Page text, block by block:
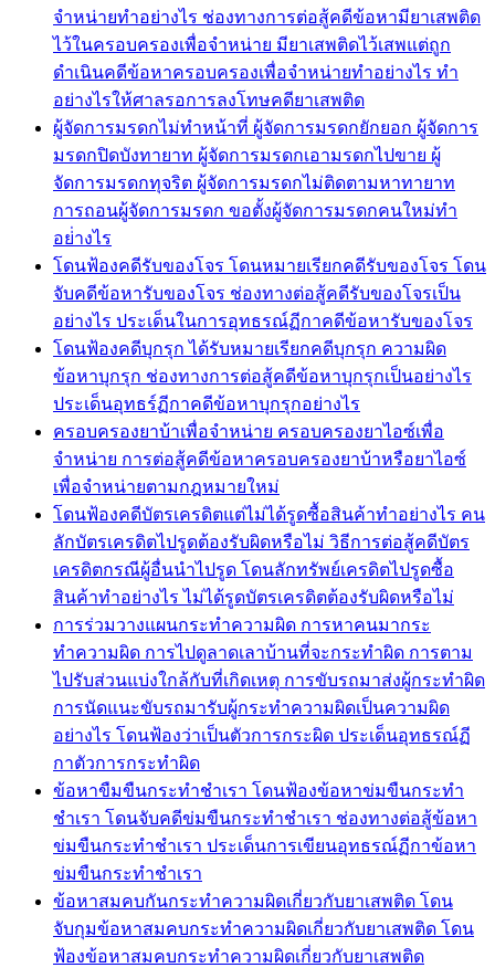
จำหน่ายทำอย่างไร ช่องทางการต่อสู้คดีข้อหามียาเสพติด
ไว้ในครอบครองเพื่อจำหน่าย มียาเสพติดไว้เสพแต่ถูก
ดำเนินคดีข้อหาครอบครองเพื่อจำหน่ายทำอย่างไร ทำ
อย่างไรให้ศาลรอการลงโทษคดียาเสพติด
ผู้จัดการมรดกไม่ทำหน้าที่ ผู้จัดการมรดกยักยอก ผู้จัดการ
มรดกปิดบังทายาท ผู้จัดการมรดกเอามรดกไปขาย ผู้
จัดการมรดกทุจริต ผู้จัดการมรดกไม่ติดตามหาทายาท
การถอนผู้จัดการมรดก ขอตั้งผู้จัดการมรดกคนใหม่ทำ
อย่่างไร
โดนฟ้องคดีรับของโจร โดนหมายเรียกคดีรับของโจร โดน
จับคดีข้อหารับของโจร ช่องทางต่อสู้คดีรับของโจรเป็น
อย่างไร ประเด็นในการอุทธรณ์ฏีกาคดีข้อหารับของโจร
โดนฟ้องคดีบุกรุก ได้รับหมายเรียกคดีบุกรุก ความผิด
ข้อหาบุกรุก ช่องทางการต่อสู้คดีข้อหาบุกรุกเป็นอย่างไร
ประเด็นอุทธร์ฏีกาคดีข้อหาบุกรุกอย่างไร
ครอบครองยาบ้าเพื่อจำหน่าย ครอบครองยาไอซ์เพื่อ
จำหน่าย การต่อสู้คดีข้อหาครอบครองยาบ้าหรือยาไอซ์
เพื่อจำหน่ายตามกฎหมายใหม่
โดนฟ้องคดีบัตรเครดิตแต่ไม่ได้รูดซื้อสินค้าทำอย่างไร คน
ลักบัตรเครดิตไปรูดต้องรับผิดหรือไม่ วิธีการต่อสู้คดีบัตร
เครดิตกรณีผู้อื่นนำไปรูด โดนลักทรัพย์เครดิตไปรูดซื้อ
สินค้าทำอย่างไร ไม่ได้รูดบัตรเครดิตต้องรับผิดหรือไม่
การร่วมวางแผนกระทำความผิด การหาคนมากระ
ทำความผิด การไปดูลาดเลาบ้านที่จะกระทำผิด การตาม
ไปรับส่วนแบ่งใกล้กับที่เกิดเหตุ การขับรถมาส่งผู้กระทำผิด
การนัดแนะขับรถมารับผู้กระทำความผิดเป็นความผิด
อย่างไร โดนฟ้องว่าเป็นตัวการกระผิด ประเด็นอุทธรณ์ฏี
กาตัวการกระทำผิด
ข้อหาขืมขืนกระทำชำเรา โดนฟ้องข้อหาข่มขืนกระทำ
ชำเรา โดนจับคดีข่มขืนกระทำชำเรา ช่องทางต่อสู้ข้อหา
ข่มขืนกระทำชำเรา ประเด็นการเขียนอุทธรณ์ฏีกาข้อหา
ข่มขืนกระทำชำเรา
ข้อหาสมคบกันกระทำความผิดเกี่ยวกับยาเสพติด โดน
จับกุมข้อหาสมคบกระทำความผิดเกี่ยวกับยาเสพติด โดน
ฟ้องข้อหาสมคบกระทำความผิดเกี่ยวกับยาเสพติด